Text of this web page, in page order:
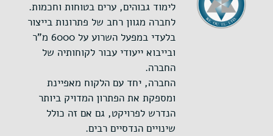
לימוד גבוהים, ערים בטוחות וחכמות.
לחברה מגוון רחב של פתרונות בייצור
בלעדי במפעל השרוע על 6000 מ"ר
ובייבוא ייעודי עבור לקוחותיה של
החברה.
החברה, יחד עם הלקוח מאפיינת
ומספקת את הפתרון המדויק ביותר
הנדרש לפרויקט, גם אם זה כולל
שינויים הנדסיים רבים.